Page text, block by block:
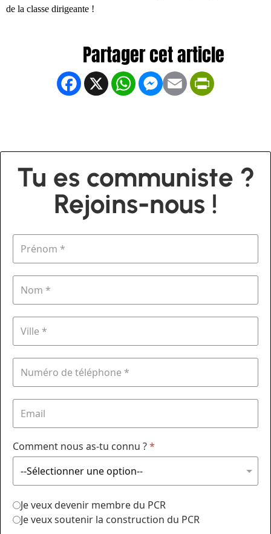
de la classe dirigeante !
Facebook
X WhatsApp
Messenger
Email
Tu es communiste ?
Rejoins-nous !
Comment nous as-tu connu ?*
Je veux devenir membre du PCR
Je veux soutenir la construction du PCR